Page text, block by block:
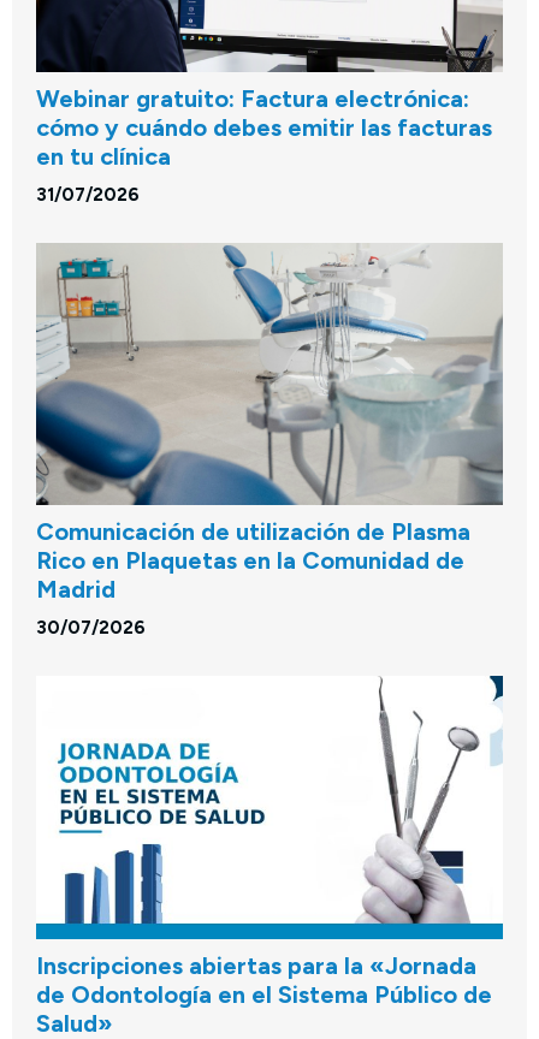
Webinar gratuito: Factura electrónica:
cómo y cuándo debes emitir las facturas
en tu clínica
31/07/2026
Comunicación de utilización de Plasma
Rico en Plaquetas en la Comunidad de
Madrid
30/07/2026
Inscripciones abiertas para la «Jornada
de Odontología en el Sistema Público de
Salud»